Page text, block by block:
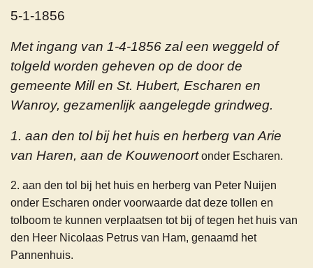
5-1-1856
Met ingang van 1-4-1856 zal een weggeld of
tolgeld worden geheven op de door de
gemeente Mill en St. Hubert, Escharen en
Wanroy, gezamenlijk aangelegde grindweg.
1. aan den tol bij het huis en herberg van Arie
van Haren, aan de Kouwenoortonder Escharen.
2. aan den tol bij het huis en herberg van Peter Nuijen
onder Escharen onder voorwaarde dat deze tollen en
tolboom te kunnen verplaatsen tot bij of tegen het huis van
den Heer Nicolaas Petrus van Ham, genaamd het
Pannenhuis.